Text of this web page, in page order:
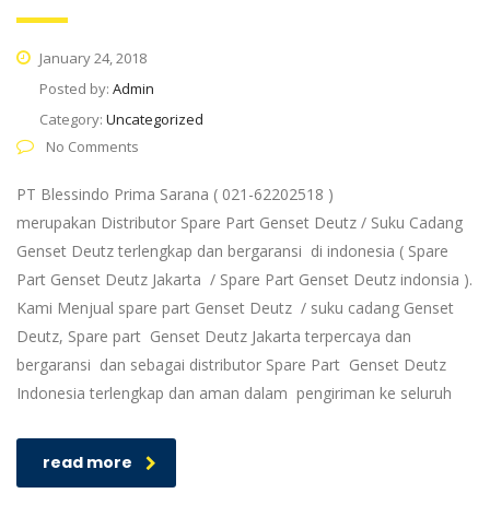
January 24, 2018
Posted by: Admin
Category: Uncategorized
No Comments
PT Blessindo Prima Sarana ( 021-62202518 )
merupakan Distributor Spare Part Genset Deutz / Suku Cadang
Genset Deutz terlengkap dan bergaransi di indonesia ( Spare
Part Genset Deutz Jakarta / Spare Part Genset Deutz indonsia ).
Kami Menjual spare part Genset Deutz / suku cadang Genset
Deutz, Spare part Genset Deutz Jakarta terpercaya dan
bergaransi dan sebagai distributor Spare Part Genset Deutz
Indonesia terlengkap dan aman dalam pengiriman ke seluruh
read more